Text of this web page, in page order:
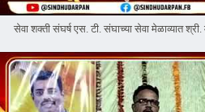
सेवा शक्ती संघर्ष एस. टी. संघाच्या सेवा मेळाव्यात